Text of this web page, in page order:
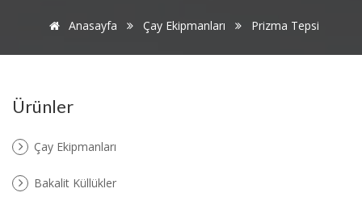
Anasayfa Çay Ekipmanları Prizma Tepsi
Ürünler
Çay Ekipmanları
Bakalit Küllükler